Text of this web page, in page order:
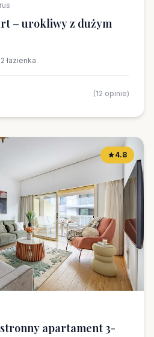
– urokliwy z dużym
2 łazienka
(12 opinie)
4.8
apartament 3-